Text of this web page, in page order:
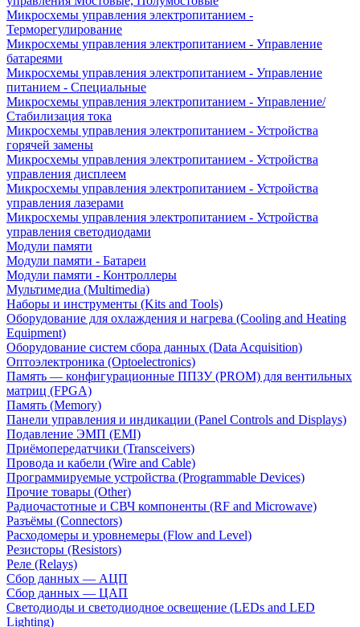
Микросхемы управления электропитанием -
Терморегулирование
Микросхемы управления электропитанием - Управление
батареями
Микросхемы управления электропитанием - Управление
питанием - Специальные
Микросхемы управления электропитанием - Управление/
Стабилизация тока
Микросхемы управления электропитанием - Устройства
горячей замены
Микросхемы управления электропитанием - Устройства
управления дисплеем
Микросхемы управления электропитанием - Устройства
управления лазерами
Микросхемы управления электропитанием - Устройства
управления светодиодами
Модули памяти
Модули памяти - Батареи
Модули памяти - Контроллеры
Мультимедиа (Multimedia)
Наборы и инструменты (Kits and Tools)
Оборудование для охлаждения и нагрева (Cooling and Heating
Equipment)
Оборудование систем сбора данных (Data Acquisition)
Оптоэлектроника (Optoelectronics)
Память — конфигурационные ППЗУ (PROM) для вентильных
матриц (FPGA)
Память (Memory)
Панели управления и индикации (Panel Controls and Displays)
Подавление ЭМП (EMI)
Приёмопередатчики (Transceivers)
Провода и кабели (Wire and Cable)
Программируемые устройства (Programmable Devices)
Прочие товары (Other)
Радиочастотные и СВЧ компоненты (RF and Microwave)
Разъёмы (Connectors)
Расходомеры и уровнемеры (Flow and Level)
Резисторы (Resistors)
Реле (Relays)
Сбор данных — АЦП
Сбор данных — ЦАП
Светодиоды и светодиодное освещение (LEDs and LED
Lighting)